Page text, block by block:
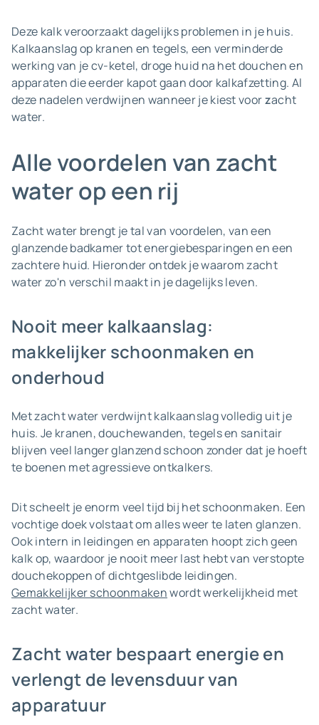
Deze kalk veroorzaakt dagelijks problemen in je huis.
Kalkaanslag op kranen en tegels, een verminderde
werking van je cv-ketel, droge huid na het douchen en
apparaten die eerder kapot gaan door kalkafzetting. Al
deze nadelen verdwijnen wanneer je kiest voorzacht
water.
Alle voordelen van zacht
water op een rij
Zacht water brengt je tal van voordelen, van een
glanzende badkamer tot energiebesparingen en een
zachtere huid. Hieronder ontdek je waarom zacht
water zo'n verschil maakt in je dagelijks leven.
Nooit meer kalkaanslag:
makkelijker schoonmaken en
onderhoud
Met zacht water verdwijnt kalkaanslag volledig uit je
huis. Je kranen, douchewanden, tegels en sanitair
blijven veel langer glanzend schoon zonder dat je hoeft
te boenen met agressieve ontkalkers.
Dit scheelt je enorm veel tijd bij het schoonmaken. Een
vochtige doek volstaat om alles weer te laten glanzen.
Ook intern in leidingen en apparaten hoopt zich geen
kalk op, waardoor je nooit meer last hebt van verstopte
douchekoppen of dichtgeslibde leidingen.
Gemakkelijker schoonmakenwordt werkelijkheid met
zacht water.
Zacht water bespaart energie en
verlengt de levensduur van
apparatuur